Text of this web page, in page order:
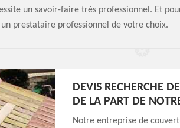
un savoir-faire très professionnel. Et
prestataire professionnel de votre choix.
DEVIS RECHERCHE
DE LA PART DE
Notre entreprise de